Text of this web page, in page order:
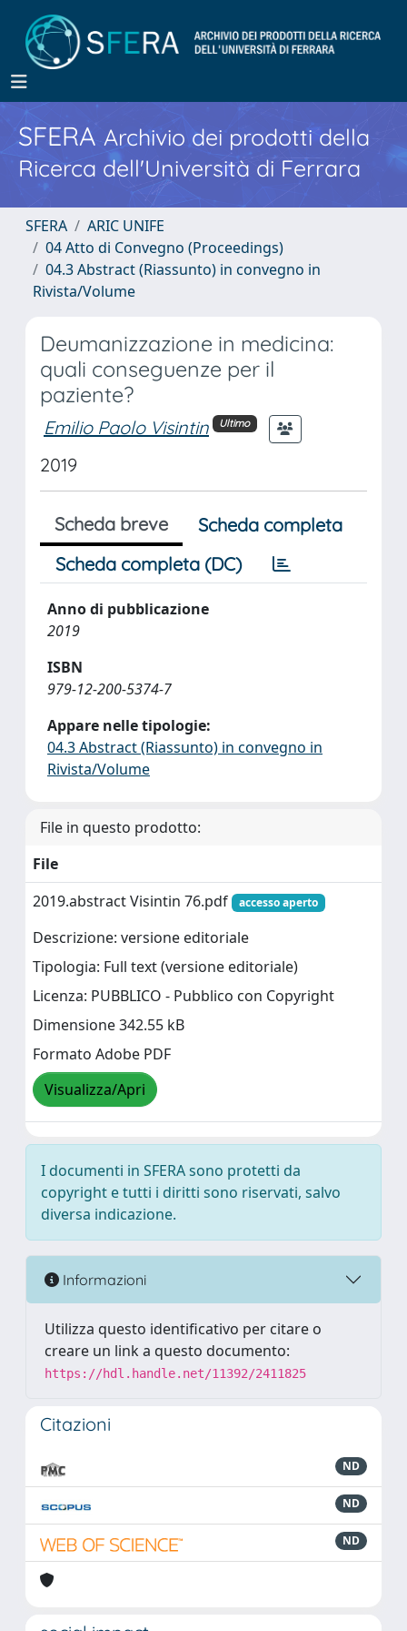
SFERA Archivio dei prodotti della
Ricerca dell'Università di Ferrara
SFERA
ARIC UNIFE
04 Atto di Convegno (Proceedings)
04.3 Abstract (Riassunto) in convegno in
Rivista/Volume
Deumanizzazione in medicina:
quali conseguenze per il
paziente?
Emilio Paolo Visintin Ultimo
2019
Scheda breve
Scheda completa
Scheda completa (DC)
Anno di pubblicazione
2019
ISBN
979-12-200-5374-7
Appare nelle tipologie:
04.3 Abstract (Riassunto) in convegno in
Rivista/Volume
File in questo prodotto:
File
2019.abstract Visintin 76.pdf
accesso aperto
Descrizione: versione editoriale
Tipologia: Full text (versione editoriale)
Licenza: PUBBLICO - Pubblico con Copyright
Dimensione 342.55 kB
Formato Adobe PDF
Visualizza/Apri
I documenti in SFERA sono protetti da
copyright e tutti i diritti sono riservati, salvo
diversa indicazione.
Informazioni
Utilizza questo identificativo per citare o
creare un link a questo documento:
https://hdl.handle.net/11392/2411825
Citazioni
ND
ND
ND